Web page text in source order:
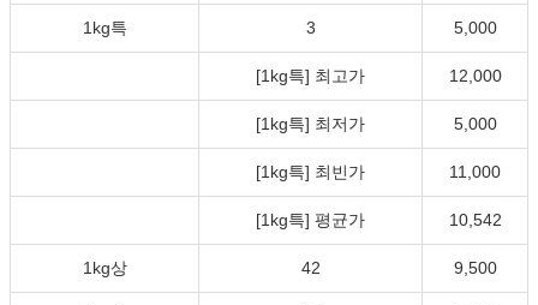
1kg특 3 5,000
[1kg특] 최고가 12,000
[1kg특] 최저가 5,000
[1kg특] 최빈가 11,000
[1kg특] 평균가 10,542
1kg상 42 9,500